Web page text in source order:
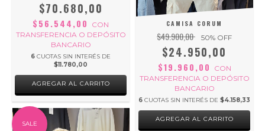
$70.680,00
$56.544,00
CON
TRANSFERENCIA O DEPÓSITO
BANCARIO
6 CUOTAS SIN INTERÉS DE
$11.780,00
AGREGAR AL CARRITO
CAMISA CORUM
$49.900,00 50% OFF
$24.950,00
$19.960,00
CON
TRANSFERENCIA O DEPÓSITO
BANCARIO
6 CUOTAS SIN INTERÉS DE $4.158,33
AGREGAR AL CARRITO
SALE